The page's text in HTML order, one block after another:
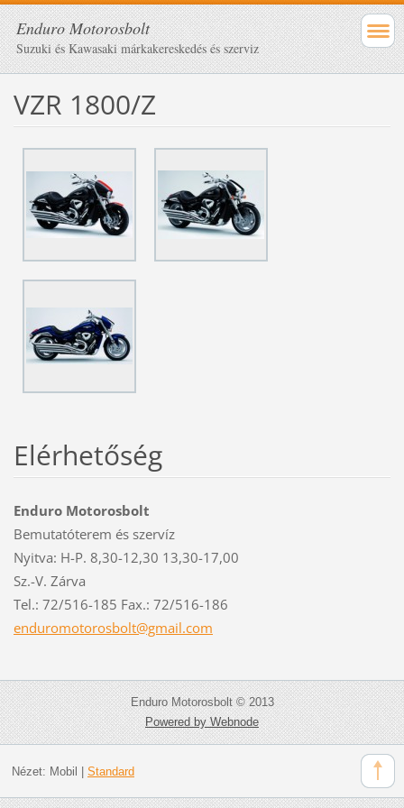
Enduro Motorosbolt
Suzuki és Kawasaki márkakereskedés és szerviz
VZR 1800/Z
Elérhetőség
Enduro Motorosbolt
Bemutatóterem és szervíz
Nyitva: H-P. 8,30-12,30 13,30-17,00
Sz.-V. Zárva
Tel.: 72/516-185 Fax.: 72/516-186
enduromotorosbolt@gmail.com
Enduro Motorosbolt © 2013
Powered by Webnode
Nézet: Mobil Standard